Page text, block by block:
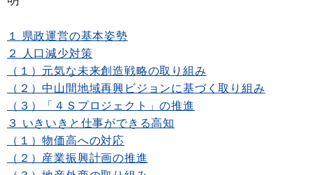
１ 県政運営の基本姿勢
２ 人口減少対策
（１）元気な未来創造戦略の取り組み
（２）中山間地域再興ビジョンに基づく取り組み
（３）「４Ｓプロジェクト」の推進
３ いきいきと仕事ができる高知
（１）物価高への対応
（２）産業振興計画の推進